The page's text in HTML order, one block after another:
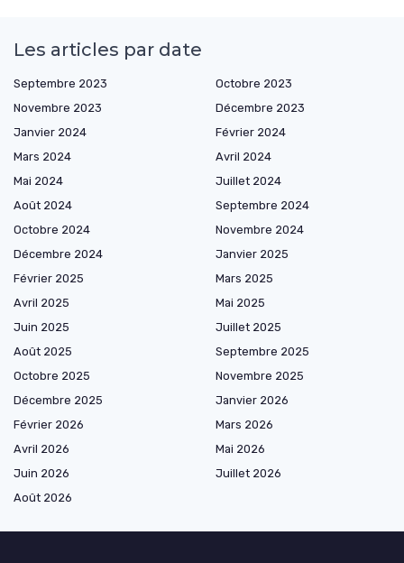
Les articles par date
Septembre 2023
Octobre 2023
Novembre 2023
Décembre 2023
Janvier 2024
Février 2024
Mars 2024
Avril 2024
Mai 2024
Juillet 2024
Août 2024
Septembre 2024
Octobre 2024
Novembre 2024
Décembre 2024
Janvier 2025
Février 2025
Mars 2025
Avril 2025
Mai 2025
Juin 2025
Juillet 2025
Août 2025
Septembre 2025
Octobre 2025
Novembre 2025
Décembre 2025
Janvier 2026
Février 2026
Mars 2026
Avril 2026
Mai 2026
Juin 2026
Juillet 2026
Août 2026